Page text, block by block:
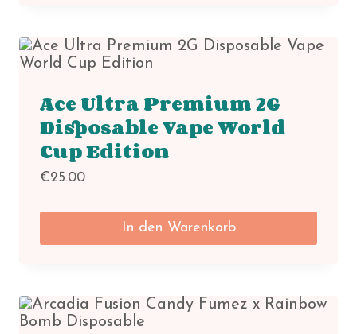
Ace Ultra Premium 2G
Disposable Vape World
Cup Edition
€25.00
In den Warenkorb